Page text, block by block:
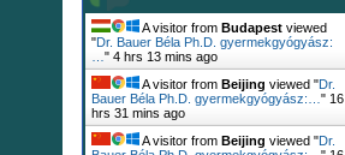
A visitor from Budapest viewed
"Dr. Bauer Béla Ph.D. gyermekgyógyász:
" 4 hrs 13 mins ago
A visitor from Beijing viewed "Dr.
Bauer Béla Ph.D. gyermekgyógyász:… " 16
hrs 31 mins ago
A visitor from Beijing viewed "Dr.